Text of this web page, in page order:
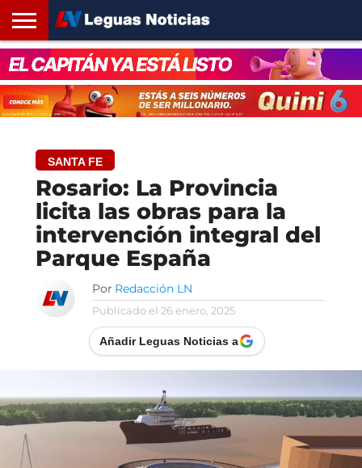
INICIO
SANTA
FE
ROSARIO24
REGIONES
ARGENTINA
OPINIÓN
CONTACTO
SANTA FE
Rosario: La Provincia
licita las obras para la
intervención integral del
Parque España
Por Redacción LN
Publicado el 26 enero, 2025
Añadir Leguas Noticias a